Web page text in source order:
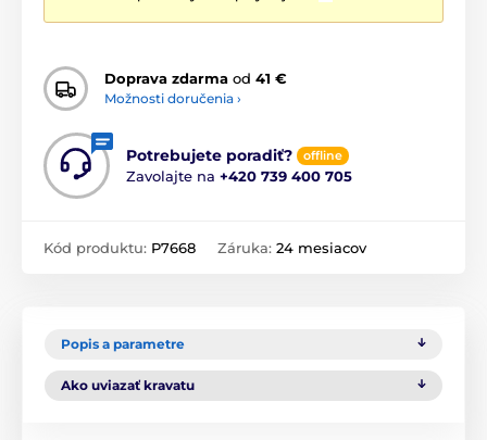
Doprava zdarma od 41 €
Možnosti doručenia ›
Potrebujete poradiť? offline
Zavolajte na +420 739 400 705
Kód produktu: P7668 Záruka: 24 mesiacov
Popis a parametre
Ako uviazať kravatu